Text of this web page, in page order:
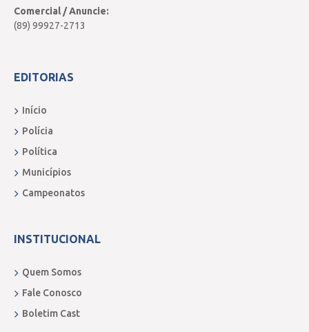
Comercial / Anuncie:
(89) 99927-2713
EDITORIAS
Início
Polícia
Política
Municípios
Campeonatos
INSTITUCIONAL
Quem Somos
Fale Conosco
Boletim Cast